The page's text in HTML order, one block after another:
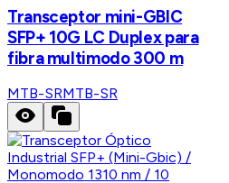
Transceptor mini-GBIC
SFP+ 10G LC Duplex para
fibra multimodo 300 m
MTB-SRMTB-SR